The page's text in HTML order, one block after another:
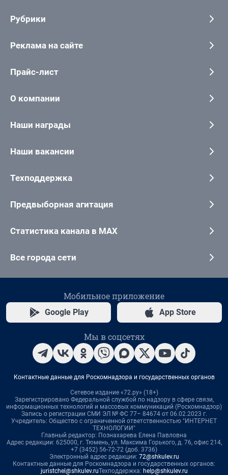
Рубрики
Реклама на сайте
Прайс-лист
О компании
Наши награды
Наши вакансии
Техподдержка
Предвыборная агитация
Статистика канала в MAX
Все города сети
Мобильное приложение
Google Play App Store
Мы в соцсетях
Контактные данные для Роскомнадзора и государственных органов
Сетевое издание «72.ру» (18+)
Зарегистрировано Федеральной службой по надзору в сфере связи,
информационных технологий и массовых коммуникаций (Роскомнадзор)
Запись о регистрации СМИ ЭЛ № ФС 77– 84674 от 06.02.2023 г.
Учредитель: Общество с ограниченной ответственностью "ИНТЕРНЕТ
ТЕХНОЛОГИИ"
Главный редактор: Познахарева Елена Павловна
Адрес редакции: 625000, г. Тюмень, ул. Максима Горького, д. 76, офис 214,
+7 (3452) 56-72-72 (доб. 3736)
Электронный адрес редакции: 72@shkulev.ru
Контактные данные для Роскомнадзора и государственных органов:
juristchel@shkulev.ruТехподдержка: help@shkulev.ru